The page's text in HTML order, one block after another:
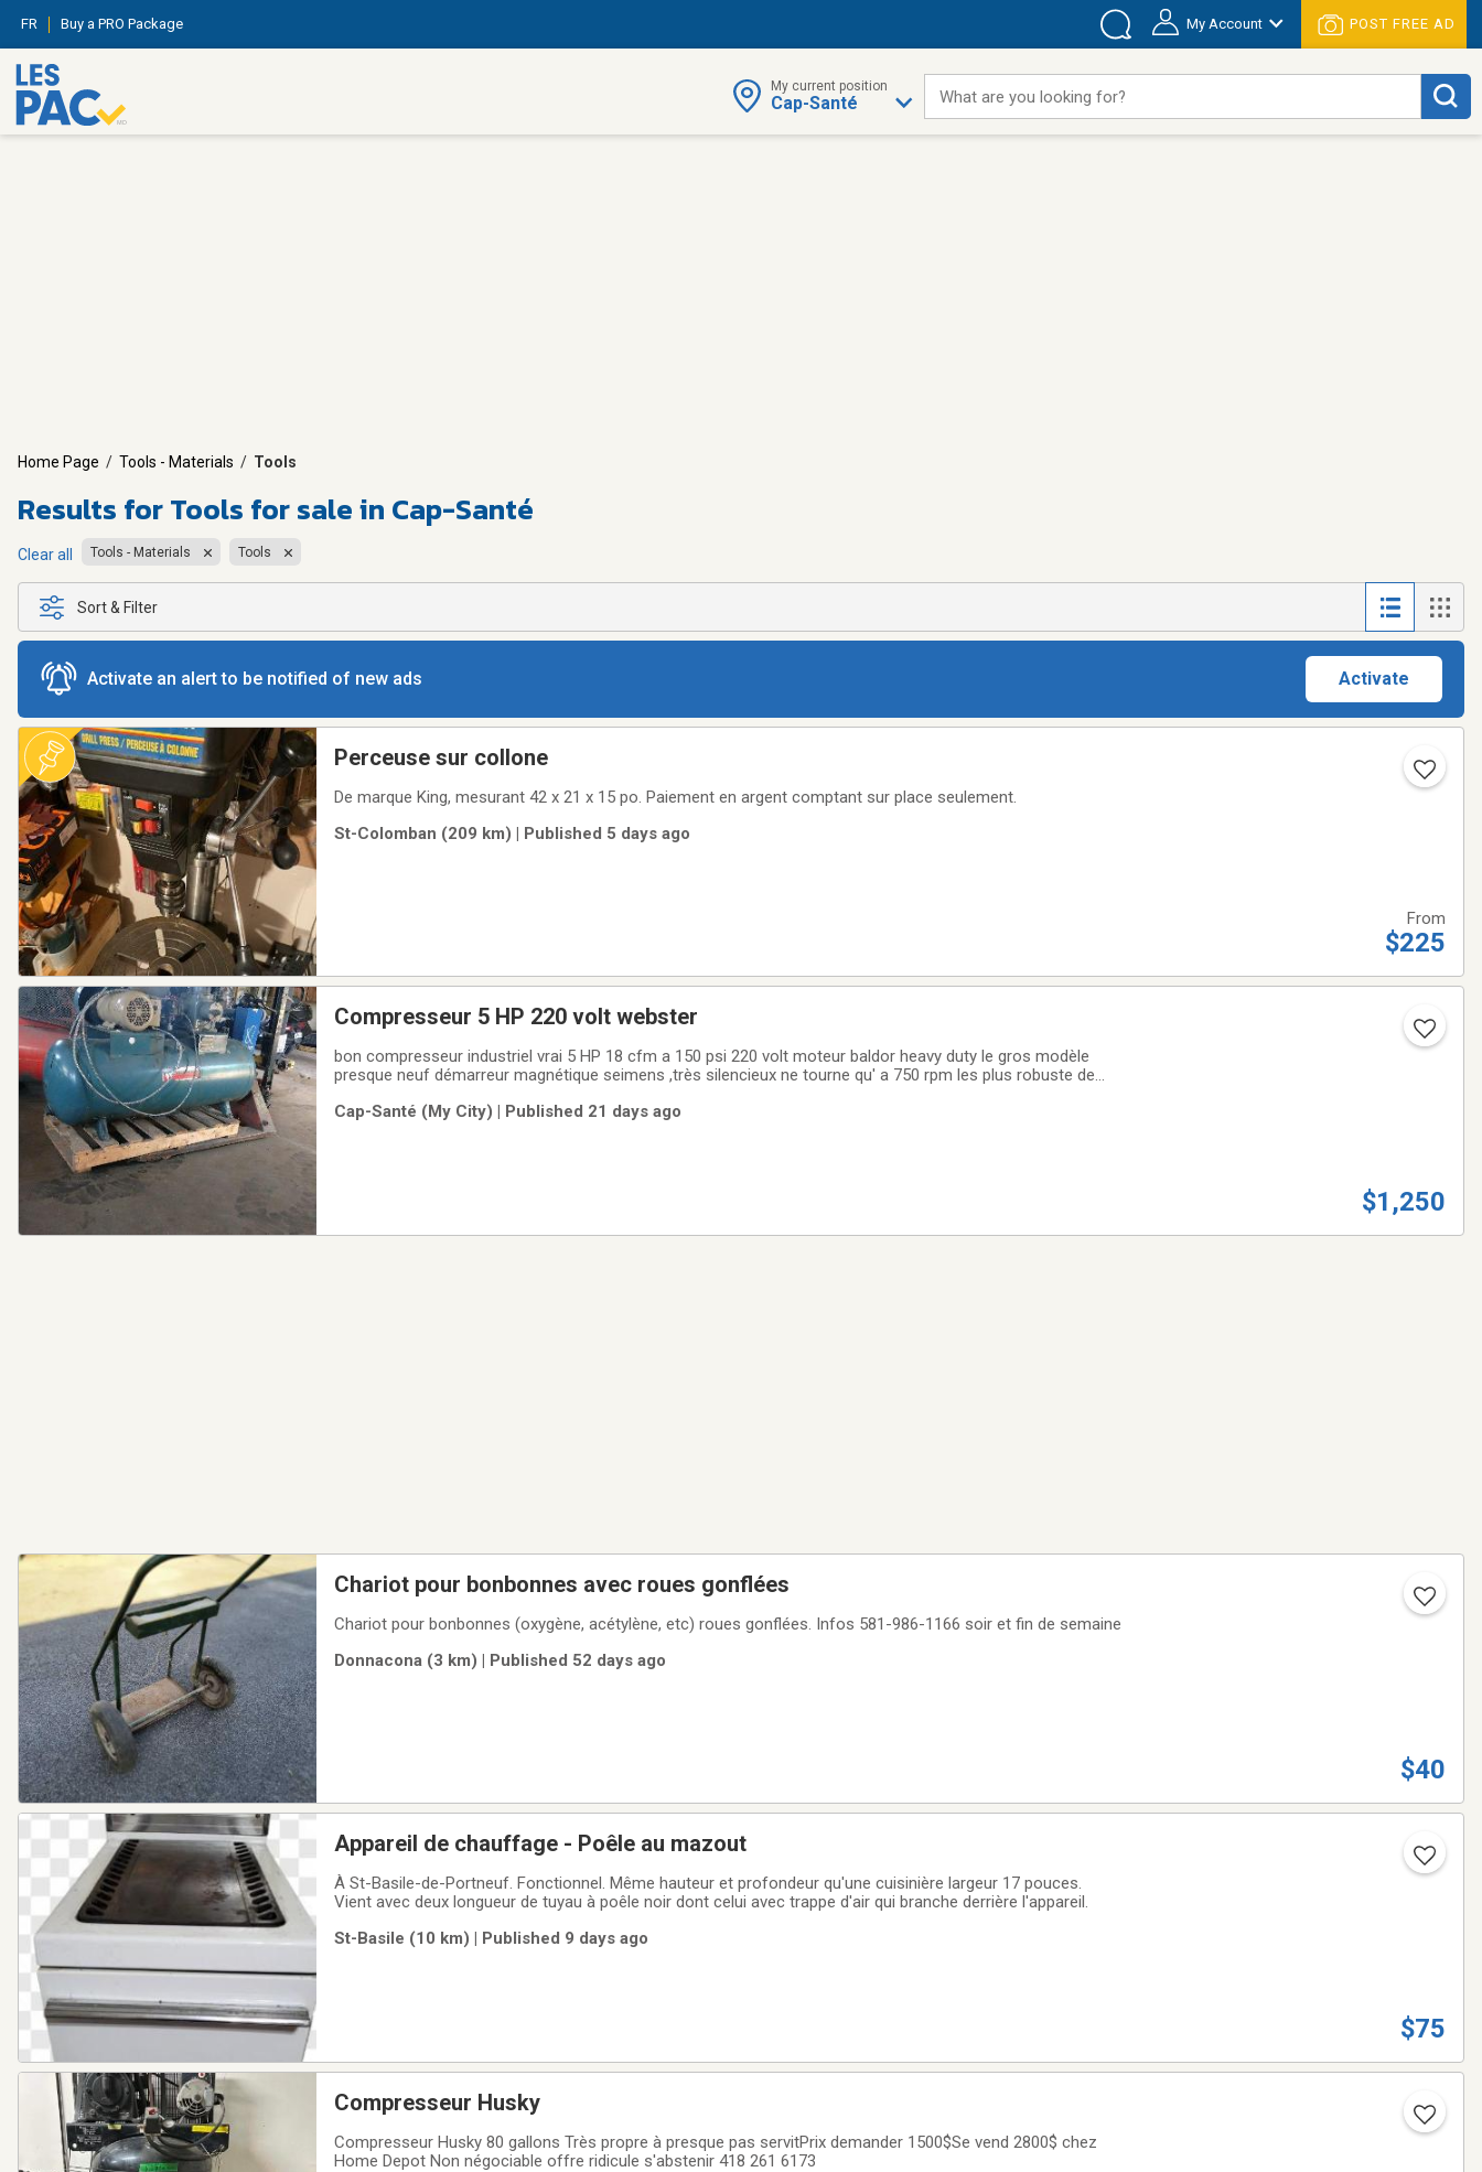
FR Buy a PRO Package My Account POST FREE AD
My current position
Cap-Santé What are you looking for?
Home Page / Tools - Materials / Tools
Results forTools for sale in Cap-Santé
Clear all Tools - Materials Tools
Sort & Filter
Activate an alert to be notified of new ads Activate
Perceuse sur collone
De marque King, mesurant 42 x 21 x 15 po. Paiement en argent comptant sur place seulement.
St-Colomban (209 km) | Published 5 days ago
From
$225
Compresseur 5 HP 220 volt webster
bon compresseur industriel vrai 5 HP 18 cfm a 150 psi 220 volt moteur baldor heavy duty le gros modèle
presque neuf démarreur magnétique seimens ,très silencieux ne tourne qu' a 750 rpm les plus robuste de
Cap-Santé (My City) | Published 21 days ago
$1,250
Chariot pour bonbonnes avec roues gonflées
Chariot pour bonbonnes (oxygène, acétylène, etc) roues gonflées. Infos 581-986-1166 soir et fin de semaine
Donnacona (3 km) | Published 52 days ago
$40
Appareil de chauffage - Poêle au mazout
À St-Basile-de-Portneuf. Fonctionnel. Même hauteur et profondeur qu'une cuisinière largeur 17 pouces.
Vient avec deux longueur de tuyau à poêle noir dont celui avec trappe d'air qui branche derrière l'appareil.
St-Basile (10 km) | Published 9 days ago
$75
Compresseur Husky
Compresseur Husky 80 gallons Très propre à presque pas servitPrix demander 1500$Se vend 2800$ chez
Home Depot Non négociable offre ridicule s'abstenir 418 261 6173